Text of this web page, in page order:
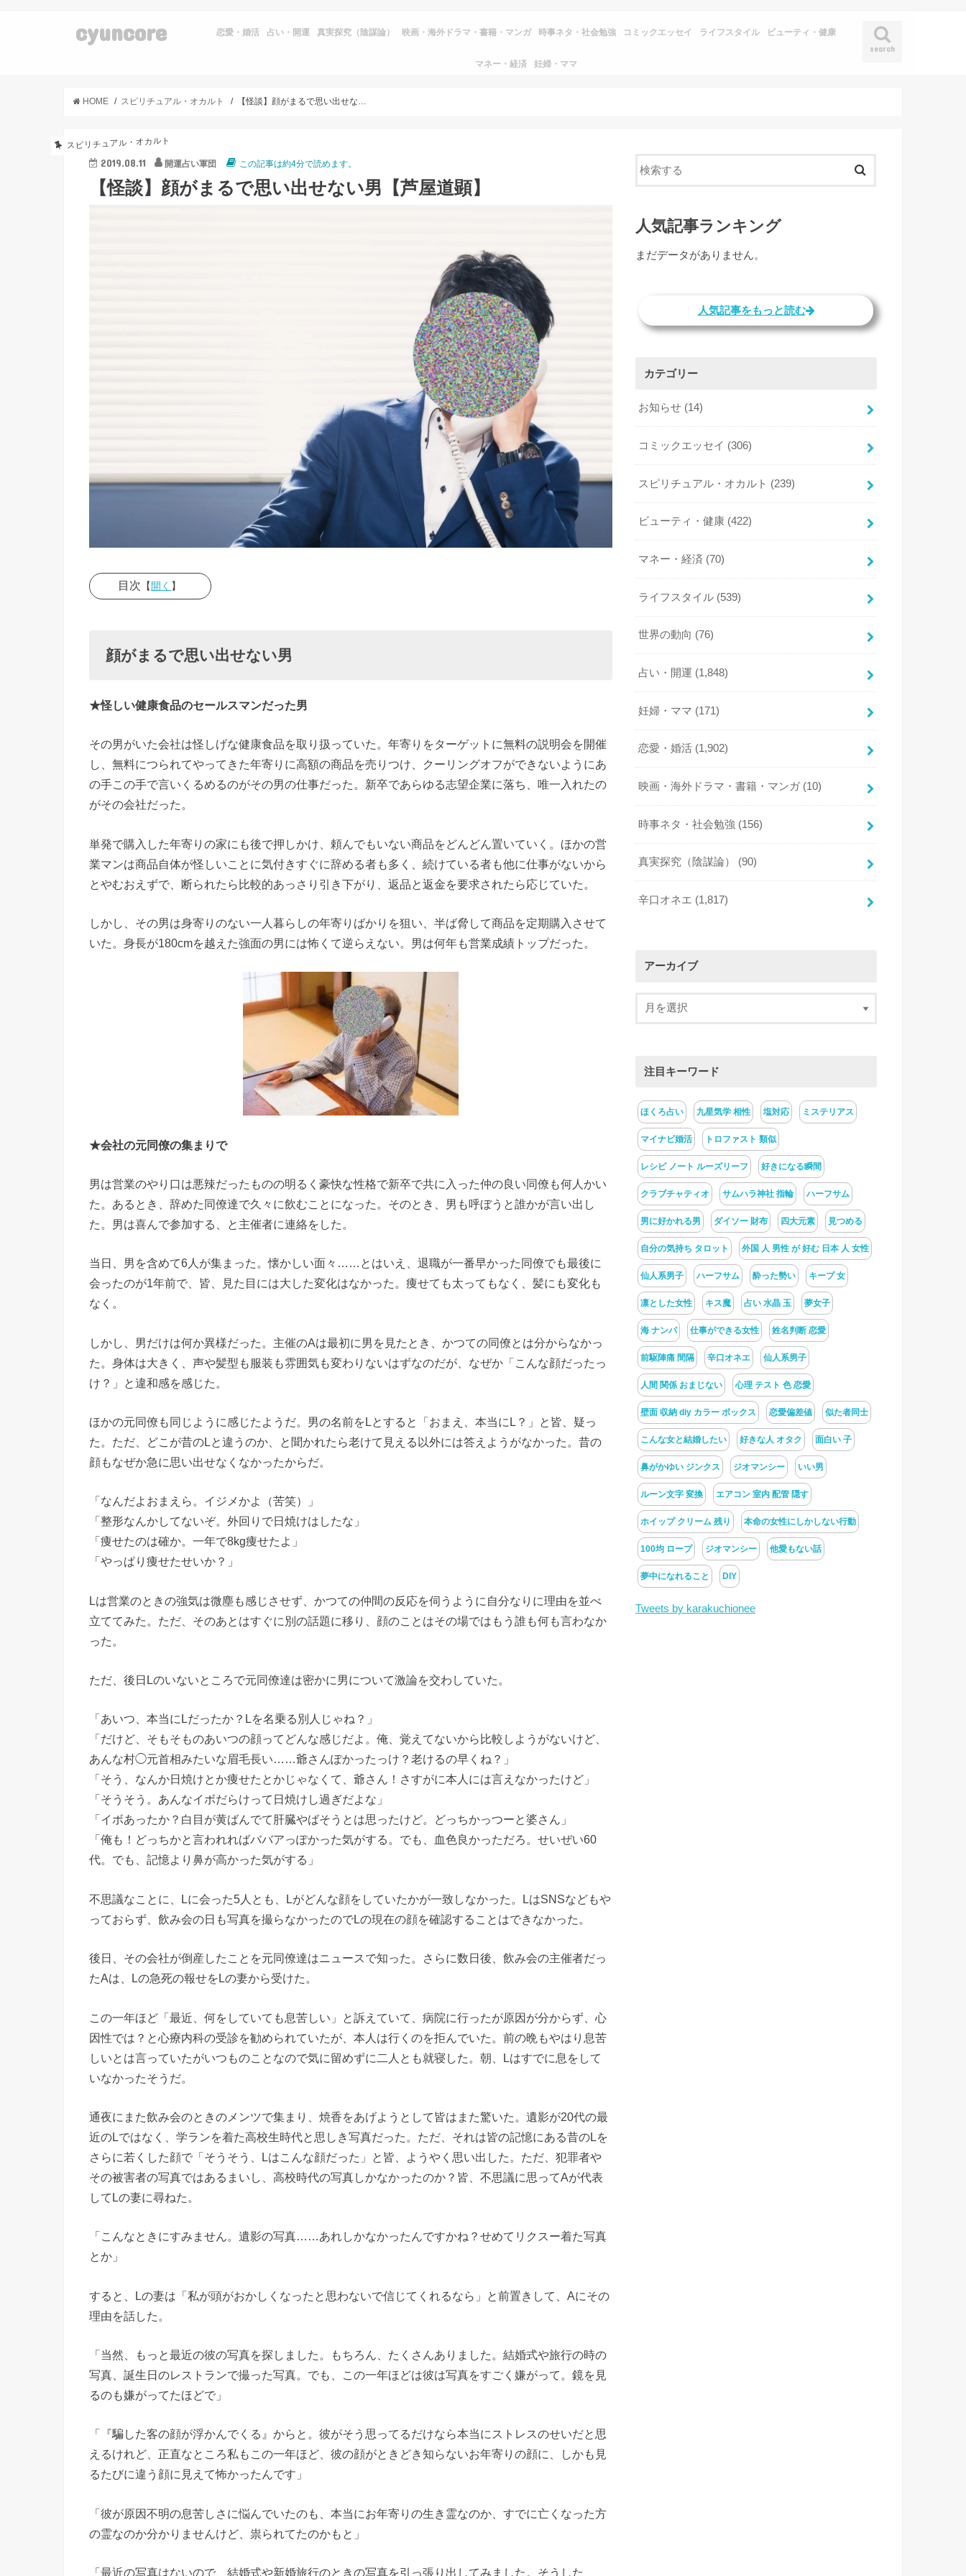
cyuncore
search
恋愛・婚活 占い・開運 真実探究（陰謀論） 映画・海外ドラマ・書籍・マンガ 時事ネタ・社会勉強 コミックエッセイ ライフスタイル ビューティ・健康
マネー・経済 妊婦・ママ
HOME スピリチュアル・オカルト
スピリチュアル・オカルト
2019.08.11 開運占い軍団 この記事は約4分で読めます。
【怪談】顔がまるで思い出せない男【芦屋道顕】
目次 【開く 】
出せない
顔がまるで思い出せない男
★怪しい健康食品のセールスマンだった男
その男がいた会社は怪しげな健康食品を取り扱っていた。年寄りをターゲットに無料の説明会を開催
し、無料につられてやってきた年寄りに高額の商品を売りつけ、クーリングオフができないようにあ
の手この手で言いくるめるのがその男の仕事だった。新卒であらゆる志望企業に落ち、唯一入れたの
がその会社だった。
単発で購入した年寄りの家にも後で押しかけ、頼んでもいない商品をどんどん置いていく。ほかの営
業マンは商品自体が怪しいことに気付きすぐに辞める者も多く、続けている者も他に仕事がないから
とやむおえずで、断られたら比較的あっさり引き下がり、返品と返金を要求されたら応じていた。
しかし、その男は身寄りのない一人暮らしの年寄りばかりを狙い、半ば脅して商品を定期購入させて
いた。身長が180cmを越えた強面の男には怖くて逆らえない。男は何年も営業成績トップだった。
★会社の元同僚の集まりで
男は営業のやり口は悪辣だったものの明るく豪快な性格で新卒で共に入った仲の良い同僚も何人かい
た。あるとき、辞めた同僚達で久々に飲むことになった。そのとき、男も呼ぼうと誰かが言い出し
た。男は喜んで参加する、と主催者に連絡をした。
当日、男を含めて6人が集まった。懐かしい面々……とはいえ、退職が一番早かった同僚でも最後に
会ったのが1年前で、皆、見た目には大した変化はなかった。痩せても太ってもなく、髪にも変化も
なく。
しかし、男だけは何か異様だった。主催のAは最初に男を見たとき、かつての同僚とは分からなかっ
た。身体は大きく、声や髪型も服装も雰囲気も変わりないはずなのだが、なぜか「こんな顔だったっ
け？」と違和感を感じた。
ほかの元同僚も同じように感じたようだ。男の名前をLとすると「おまえ、本当にL？」と皆、疑っ
た。ただ、どこが昔のLと違うのか、と聞かれたら老けて見える以外には答えようがなかった。昔の
顔もなぜか急に思い出せなくなかったからだ。
「なんだよおまえら。イジメかよ（苦笑）」
「整形なんかしてないぞ。外回りで日焼けはしたな」
「痩せたのは確か。一年で8kg痩せたよ」
「やっぱり痩せたせいか？」
Lは営業のときの強気は微塵も感じさせず、かつての仲間の反応を伺うように自分なりに理由を並べ
立ててみた。ただ、そのあとはすぐに別の話題に移り、顔のことはその場ではもう誰も何も言わなか
った。
ただ、後日Lのいないところで元同僚達は密かに男について激論を交わしていた。
「あいつ、本当にLだったか？Lを名乗る別人じゃね？」
「だけど、そもそものあいつの顔ってどんな感じだよ。俺、覚えてないから比較しようがないけど、
あんな村◯元首相みたいな眉毛長い……爺さんぽかったっけ？老けるの早くね？」
「そう、なんか日焼けとか痩せたとかじゃなくて、爺さん！さすがに本人には言えなかったけど」
「そうそう。あんなイボだらけって日焼けし過ぎだよな」
「イボあったか？白目が黄ばんでて肝臓やばそうとは思ったけど。どっちかっつーと婆さん」
「俺も！どっちかと言われればババアっぽかった気がする。でも、血色良かっただろ。せいぜい60
代。でも、記憶より鼻が高かった気がする」
不思議なことに、Lに会った5人とも、Lがどんな顔をしていたかが一致しなかった。LはSNSなどもや
っておらず、飲み会の日も写真を撮らなかったのでLの現在の顔を確認することはできなかった。
後日、その会社が倒産したことを元同僚達はニュースで知った。さらに数日後、飲み会の主催者だっ
たAは、Lの急死の報せをLの妻から受けた。
この一年ほど「最近、何をしていても息苦しい」と訴えていて、病院に行ったが原因が分からず、心
因性では？と心療内科の受診を勧められていたが、本人は行くのを拒んでいた。前の晩もやはり息苦
しいとは言っていたがいつものことなので気に留めずに二人とも就寝した。朝、Lはすでに息をして
いなかったそうだ。
通夜にまた飲み会のときのメンツで集まり、焼香をあげようとして皆はまた驚いた。遺影が20代の最
近のLではなく、学ランを着た高校生時代と思しき写真だった。ただ、それは皆の記憶にある昔のLを
さらに若くした顔で「そうそう、Lはこんな顔だった」と皆、ようやく思い出した。ただ、犯罪者や
その被害者の写真ではあるまいし、高校時代の写真しかなかったのか？皆、不思議に思ってAが代表
してLの妻に尋ねた。
「こんなときにすみません。遺影の写真……あれしかなかったんですかね？せめてリクスー着た写真
とか」
すると、Lの妻は「私が頭がおかしくなったと思わないで信じてくれるなら」と前置きして、Aにその
理由を話した。
「当然、もっと最近の彼の写真を探しました。もちろん、たくさんありました。結婚式や旅行の時の
写真、誕生日のレストランで撮った写真。でも、この一年ほどは彼は写真をすごく嫌がって。鏡を見
るのも嫌がってたほどで」
「『騙した客の顔が浮かんでくる』からと。彼がそう思ってるだけなら本当にストレスのせいだと思
えるけれど、正直なところ私もこの一年ほど、彼の顔がときどき知らないお年寄りの顔に、しかも見
るたびに違う顔に見えて怖かったんです」
「彼が原因不明の息苦しさに悩んでいたのも、本当にお年寄りの生き霊なのか、すでに亡くなった方
の霊なのか分かりませんけど、祟られてたのかもと」
「最近の写真はないので、結婚式や新婚旅行のときの写真を引っ張り出してみました。そうした
人気記事ランキング
まだデータがありません。
人気記事をもっと読む
カテゴリー
お知らせ (14)
コミックエッセイ (306)
スピリチュアル・オカルト (239)
ビューティ・健康 (422)
マネー・経済 (70)
ライフスタイル (539)
世界の動向 (76)
占い・開運 (1,848)
妊婦・ママ (171)
恋愛・婚活 (1,902)
映画・海外ドラマ・書籍・マンガ (10)
時事ネタ・社会勉強 (156)
真実探究（陰謀論） (90)
辛口オネエ (1,817)
アーカイブ
注目キーワード
ほくろ占い 九星気学 相性 塩対応 ミステリアス
マイナビ婚活 トロファスト 類似
レシピ ノート ルーズリーフ 好きになる瞬間
クラブチャティオ サムハラ神社 指輪 ハーフサム
男に好かれる男 ダイソー 財布 四大元素 見つめる
自分の気持ち タロット 外国 人 男性 が 好む 日本 人 女性
仙人系男子 ハーフサム 酔った勢い キープ 女
凛とした女性 キス魔 占い 水晶 玉 夢女子
海 ナンパ 仕事ができる女性 姓名判断 恋愛
前駆陣痛 間隔 辛口オネエ 仙人系男子
人間 関係 おまじない 心理 テスト 色 恋愛
壁面 収納 diy カラー ボックス 恋愛偏差値 似た者同士
こんな女と結婚したい 好きな人 オタク 面白い 子
鼻がかゆい ジンクス ジオマンシー いい男
ルーン文字 変換 エアコン 室内 配管 隠す
ホイップ クリーム 残り 本命の女性にしかしない行動
100均 ロープ ジオマンシー 他愛もない話
夢中になれること DIY
Tweets by karakuchionee